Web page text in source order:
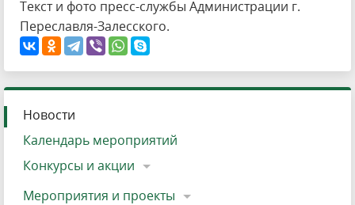
Текст и фото пресс-службы Администрации г.
Переславля-Залесского.
Новости
Календарь мероприятий
Конкурсы и акции
Мероприятия и проекты